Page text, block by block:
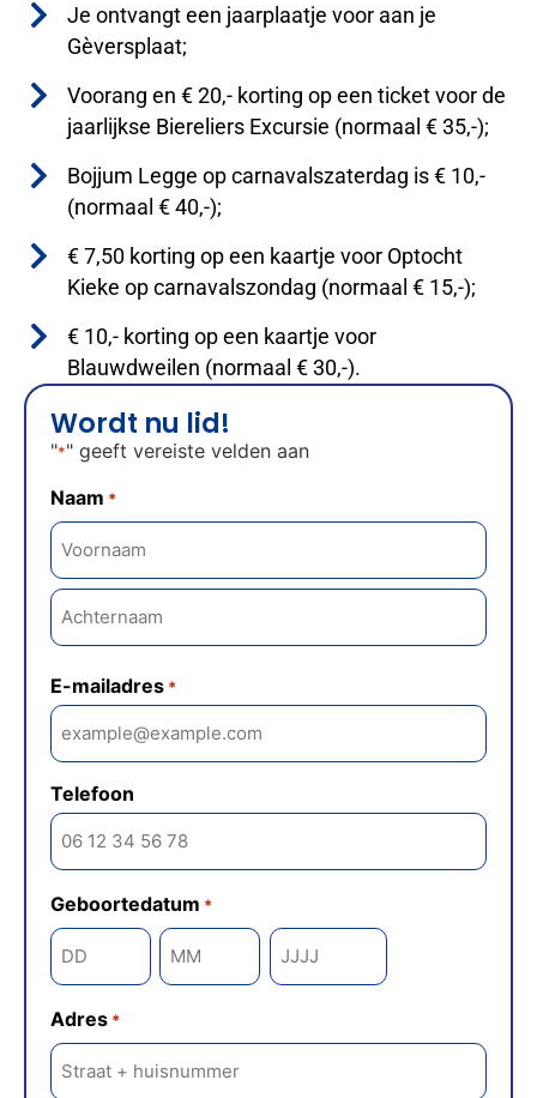
Je ontvangt een jaarplaatje voor aan je
Gèversplaat;
Voorang en € 20,- korting op een ticket voor de
jaarlijkse Biereliers Excursie (normaal € 35,-);
Bojjum Legge op carnavalszaterdag is € 10,-
(normaal € 40,-);
€ 7,50 korting op een kaartje voor Optocht
Kieke op carnavalszondag (normaal € 15,-);
€ 10,- korting op een kaartje voor
Blauwdweilen (normaal € 30,-).
Wordt nu lid!
"*" geeft vereiste velden aan
Naam *
E-mailadres *
Telefoon
Geboortedatum *
Adres *